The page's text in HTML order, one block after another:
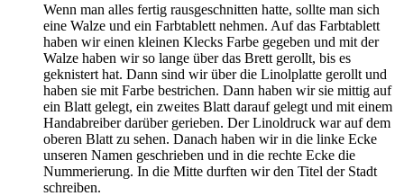
Wenn man alles fertig rausgeschnitten hatte, sollte man sich
eine Walze und ein Farbtablett nehmen. Auf das Farbtablett
haben wir einen kleinen Klecks Farbe gegeben und mit der
Walze haben wir so lange über das Brett gerollt, bis es
geknistert hat. Dann sind wir über die Linolplatte gerollt und
haben sie mit Farbe bestrichen. Dann haben wir sie mittig auf
ein Blatt gelegt, ein zweites Blatt darauf gelegt und mit einem
Handabreiber darüber gerieben. Der Linoldruck war auf dem
oberen Blatt zu sehen. Danach haben wir in die linke Ecke
unseren Namen geschrieben und in die rechte Ecke die
Nummerierung. In die Mitte durften wir den Titel der Stadt
schreiben.